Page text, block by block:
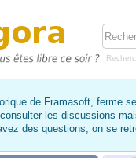
de Framasoft, ferme
les discussions
des questions, on se